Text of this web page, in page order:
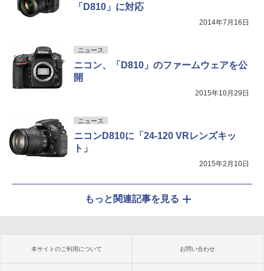
「D810」に対応
2014年7月16日
ニュース
ニコン、「D810」のファームウェアを公
開
2015年10月29日
ニュース
ニコンD810に「24-120 VRレンズキッ
ト」
2015年2月10日
もっと関連記事を見る
本サイトのご利用について お問い合わせ